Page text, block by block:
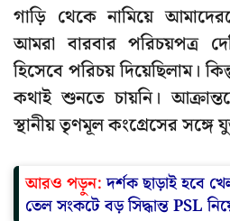
গাড়ি থেকে নামিয়ে
আমরা বারবার পরিচয়পত্র
হিসেবে পরিচয় দিয়েছিলাম।
কথাই শুনতে চায়নি।
স্থানীয় তৃণমূল কংগ্রেসের সঙ্গে
আরও পড়ুন:দর্শক ছাড়াই হবে
তেল সংকটে বড় সিদ্ধান্ত PSL